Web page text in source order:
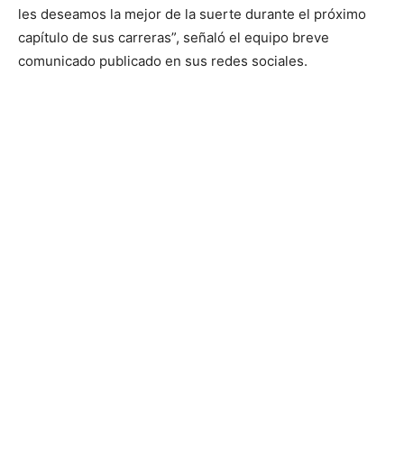
les deseamos la mejor de la suerte durante el próximo
capítulo de sus carreras”, señaló el equipo breve
comunicado publicado en sus redes sociales.